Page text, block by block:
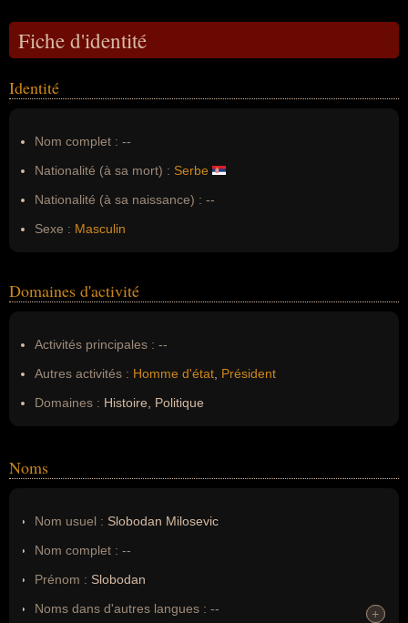
Fiche d'identité
Identité
Nom complet : --
Nationalité (à sa mort) : Serbe
Nationalité (à sa naissance) : --
Sexe : Masculin
Domaines d'activité
Activités principales : --
Autres activités : Homme d'état Président
Domaines : Histoire, Politique
Noms
Nom usuel : Slobodan Milosevic
Nom complet : --
Prénom : Slobodan
Noms dans d'autres langues : --
+
+